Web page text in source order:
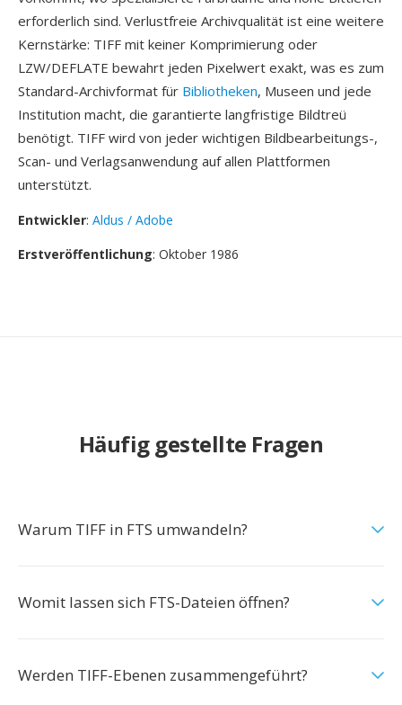
erforderlich sind. Verlustfreie Archivqualität ist eine weitere
Kernstärke: TIFF mit keiner Komprimierung oder
LZW/DEFLATE bewahrt jeden Pixelwert exakt, was es zum
Standard-Archivformat für Bibliotheken, Museen und jede
Institution macht, die garantierte langfristige Bildtreü
benötigt. TIFF wird von jeder wichtigen Bildbearbeitungs-,
Scan- und Verlagsanwendung auf allen Plattformen
unterstützt.
Entwickler: Aldus / Adobe
Erstveröffentlichung: Oktober 1986
Häufig gestellte Fragen
Warum TIFF in FTS umwandeln?
Womit lassen sich FTS-Dateien öffnen?
Werden TIFF-Ebenen zusammengeführt?